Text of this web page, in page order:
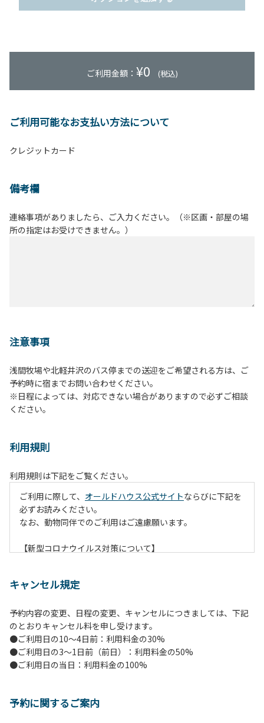
ご利用金額： ¥0 (税込)
ご利用可能なお支払い方法について
クレジットカード
備考欄
連絡事項がありましたら、ご入力ください。（※区画・部屋の場
所の指定はお受けできません。）
注意事項
浅間牧場や北軽井沢のバス停までの送迎をご希望される方は、ご
予約時に宿までお問い合わせください。
※日程によっては、対応できない場合がありますので必ずご相談
ください。
利用規則
利用規則は下記をご覧ください。
ご利用に際して、 オールドハウス公式サイトならびに下記を
必ずお読みください。
なお、動物同伴でのご利用はご遠慮願います。
【新型コロナウイルス対策について】
また、今後の状況次第で変わる場合がありますのでご了承く
【ペンションでの取り組み】
・お食事は席数を減らしソーシャルディスタンスを確保して
のお食事。
・お食事は18時と19時の2回に分けて行います。（ご希望の
・玄関、食堂に手指の消毒スプレーを設置。
キャンセル規定
予約内容の変更、日程の変更、キャンセルにつきましては、下記
のとおりキャンセル料を申し受けます。
●ご利用日の10～4日前：利用料金の30%
●ご利用日の3～1日前（前日）：利用料金の50%
●ご利用日の当日：利用料金の100%
予約に関するご案内